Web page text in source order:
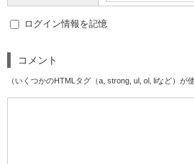
ログイン情報を記憶
コメント
（いくつかのHTMLタグ（a, strong, ul, ol, liなど）が